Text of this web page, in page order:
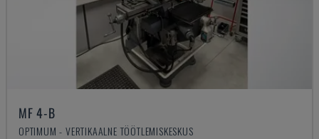
MF 4-B
OPTIMUM - VERTIKAALNE TÖÖTLEMISKESKUS